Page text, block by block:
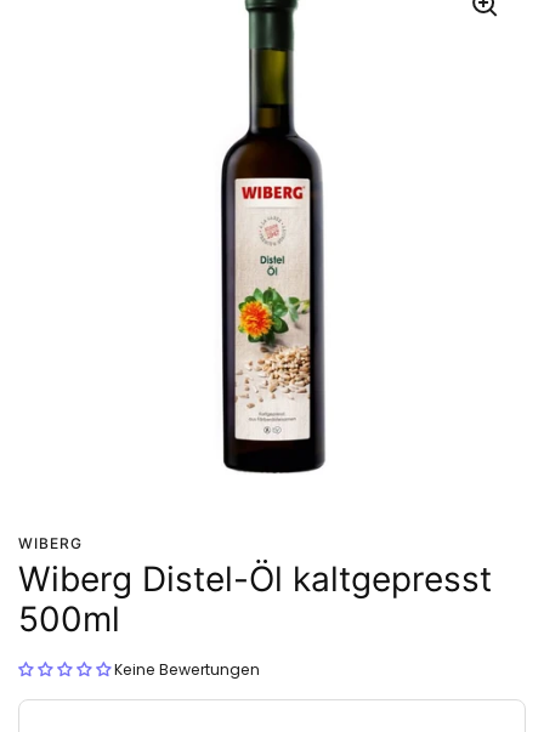
WIBERG
Wiberg Distel-Öl kaltgepresst
500ml
Keine Bewertungen